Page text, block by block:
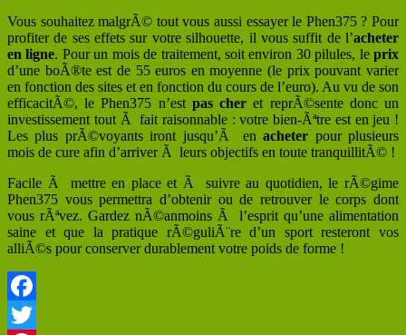
Vous souhaitez malgrÃ© tout vous aussi essayer le Phen375 ? Pour
profiter de ses effets sur votre silhouette, il vous suffit de l’acheter
en ligne. Pour un mois de traitement, soit environ 30 pilules, leprix
d’une boÃ®te est de 55 euros en moyenne (le prix pouvant varier
en fonction des sites et en fonction du cours de l’euro). Au vu de son
efficacitÃ©, le Phen375 n’est pas cher et reprÃ©sente donc un
investissement tout Ã fait raisonnable : votre bien-Ãªtre est en jeu !
Les plus prÃ©voyants iront jusqu’Ã enacheter pour plusieurs
mois de cure afin d’arriver Ã leurs objectifs en toute tranquillitÃ© !
Facile Ã mettre en place et Ã suivre au quotidien, le rÃ©gime
Phen375 vous permettra d’obtenir ou de retrouver le corps dont
vous rÃªvez. Gardez nÃ©anmoins Ã l’esprit qu’une alimentation
saine et que la pratique rÃ©guliÃ¨re d’un sport resteront vos
alliÃ©s pour conserver durablement votre poids de forme !
Facebook